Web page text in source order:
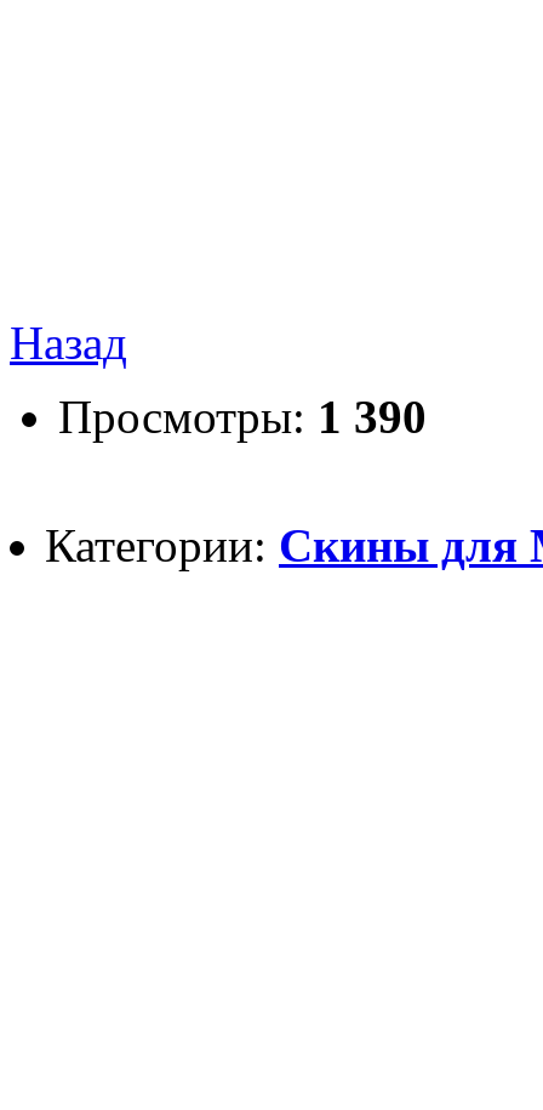
Назад
Просмотры: 1 390
Категории: Скины для